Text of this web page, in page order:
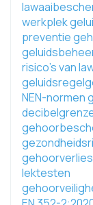
werkplek
preventie
risico's van
NEN-normen
lektesten